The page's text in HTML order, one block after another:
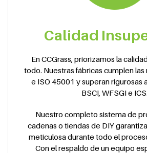
Calidad
En CCGrass, priorizamos la
todo. Nuestras fábricas cumplen las
e ISO 45001 y superan rigurosas
BSCI, WFSGI e ICS.
Nuestro completo sistema de
cadenas o tiendas de DIY
meticulosa durante todo el
Con el respaldo de un equipo